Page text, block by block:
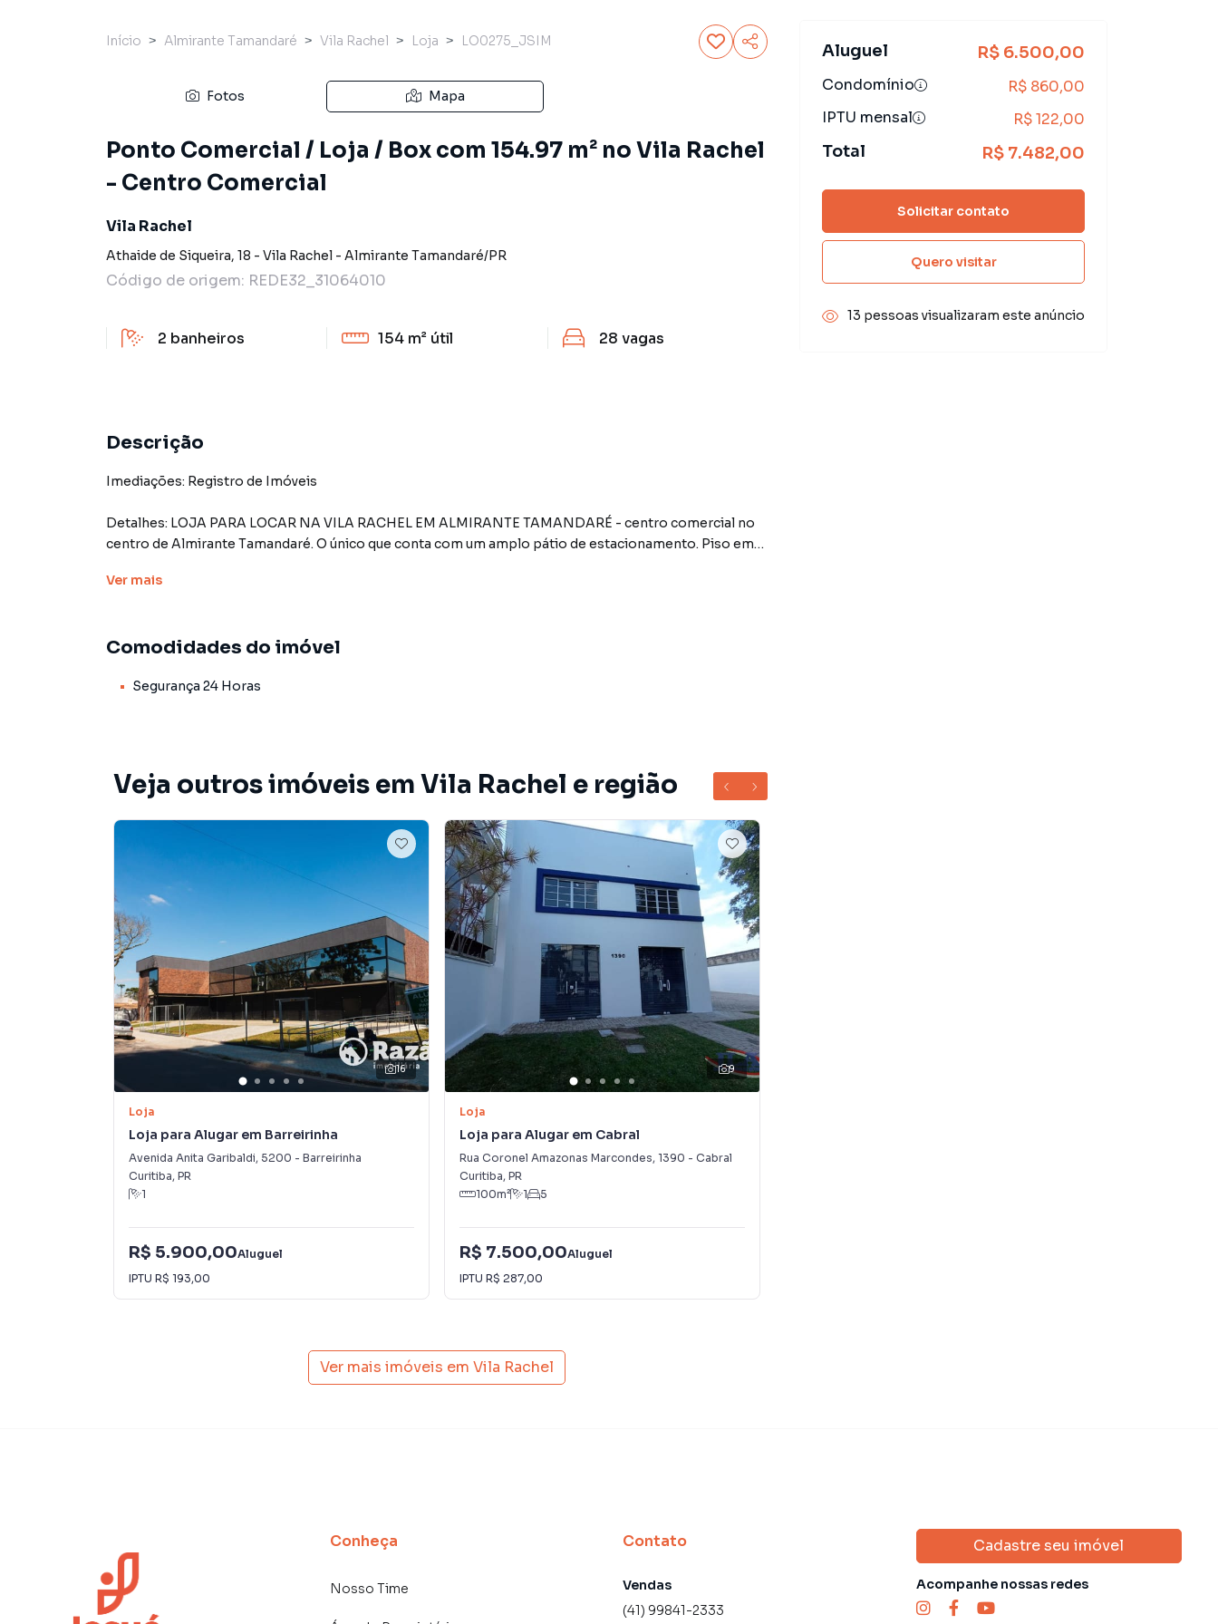
Início Almirante Tamandaré Vila Rachel Loja LO0275_JSIM
Fotos Mapa
Ponto Comercial / Loja / Box com 154.97 m² no Vila Rachel
- Centro Comercial
Vila Rachel
Athaide de Siqueira, 18 - Vila Rachel - Almirante Tamandaré/PR
Código de origem: REDE32_31064010
2 banheiros 154 m² útil 28 vagas
Descrição
Imediações: Registro de Imóveis
Detalhes: LOJA PARA LOCAR NA VILA RACHEL EM ALMIRANTE TAMANDARÉ - centro comercial no
centro de Almirante Tamandaré. O único que conta com um amplo pátio de estacionamento. Piso em
escritórios no 2 pavimento. Venha conhecer melhor local para sua empresa ou negócio!
TCI/FCI : 5% - Seguro incêndio : consultar.
Ver mais
Comodidades do imóvel
Segurança 24 Horas
Veja outros imóveis em Vila Rachel e região
16
Loja
Loja para Alugar em Barreirinha
Avenida Anita Garibaldi, 5200 - Barreirinha
Curitiba, PR
1
R$ 5.900,00Aluguel
IPTU R$ 193,00
9
Loja
Loja para Alugar em Cabral
Rua Coronel Amazonas Marcondes, 1390 - Cabral
Curitiba, PR
100m² 1 5
R$ 7.500,00Aluguel
IPTU R$ 287,00
Ver mais imóveis em Vila Rachel
Aluguel R$ 6.500,00
Condomínio
R$ 860,00
IPTU mensal
R$ 122,00
Total R$ 7.482,00
Solicitar contato
Quero visitar
13 pessoas visualizaram este anúncio
Conheça
Nosso Time
Contato
Vendas
(41) 99841-2333
Cadastre seu imóvel
Acompanhe nossas redes